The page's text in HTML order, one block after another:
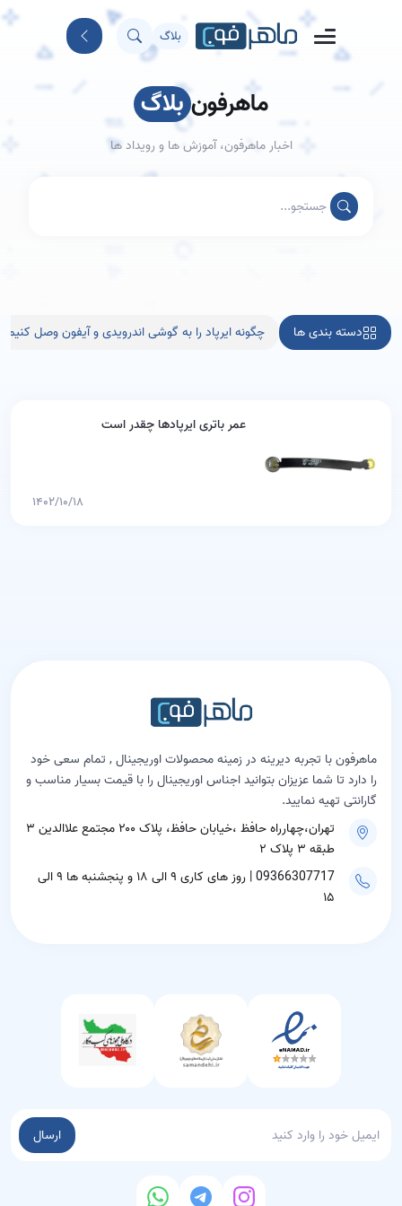
بلاگ
ماهرفون بلاگ
اخبار ماهرفون، آموزش ها و رویداد ها
دسته بندی ها چگونه ایرپاد را به گوشی اندرویدی و آیفون وصل کنیم
عمر باتری ایرپادها چقدر است
۱۴۰۲/۱۰/۱۸
ماهرفون با تجربه دیرینه در زمینه محصولات اوریجینال , تمام سعی خود
را دارد تا شما عزیزان بتوانید اجناس اوریجینال را با قیمت بسیار مناسب و
گارانتی تهیه نمایید.
تهران،چهارراه حافظ ،خیابان حافظ، پلاک ۲۰۰ مجتمع علاالدین ۳
طبقه ۳ پلاک ۲
09366307717 | روز های کاری ۹ الی ۱۸ و پنجشنبه ها ۹ الی
۱۵
ارسال